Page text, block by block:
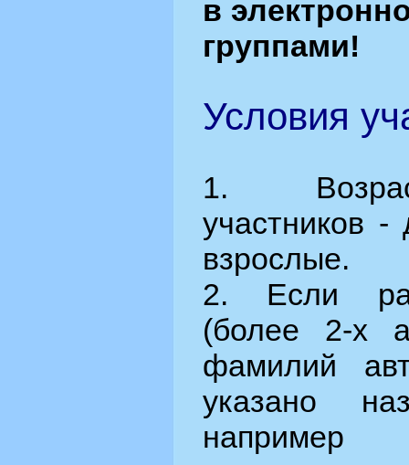
в
группами!
Условия
1.
участников
взрослые.
2. Если
(более 2-х
фамилий
указано
например